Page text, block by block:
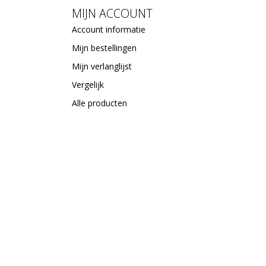
MIJN ACCOUNT
Account informatie
Mijn bestellingen
Mijn verlanglijst
Vergelijk
Alle producten